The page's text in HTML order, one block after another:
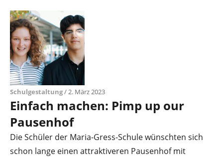
Schulgestaltung/ 2. März 2023
Einfach machen: Pimp up our
Pausenhof
Die Schüler der Maria-Gress-Schule wünschten sich
schon lange einen attraktiveren Pausenhof mit